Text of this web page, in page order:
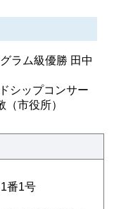
ラム級優勝 田中
シップコンサー
市役所）
番1号